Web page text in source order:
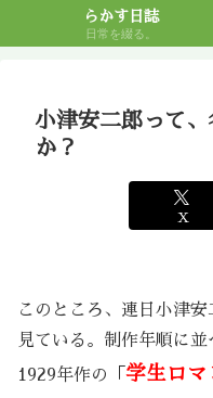
らかす日誌
日常を綴る。
小津安二郎って、
か？
X
このところ、連日小津
見ている。制作年順に並
1929年作の「 学生ロ